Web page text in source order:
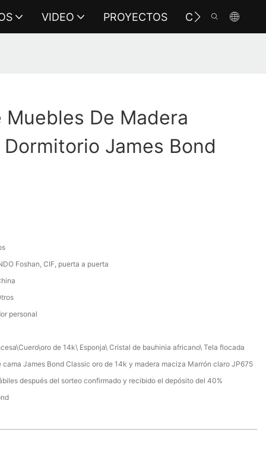
VIDEO PROYECTOS CONTÁCTENOS
Muebles De Madera
James Bond
Foshan, CIF, puerta a puerta
personal
de 14k\ Esponja\ Cristal de bauhinia africano\ Tela flocada
cama James Bond Classic oro de 14k y madera maciza Marrón claro JP675
después del sorteo confirmado y recibido el depósito del 40%